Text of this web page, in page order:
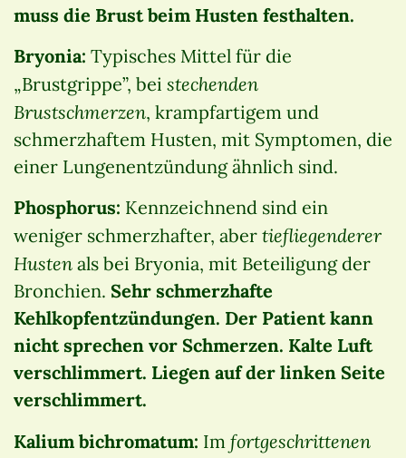
muss die Brust beim Husten festhalten.
Bryonia: Typisches Mittel für die
„Brustgrippe”, bei stechenden
Brustschmerzen, krampfartigem und
schmerzhaftem Husten, mit Symptomen, die
einer Lungenentzündung ähnlich sind.
Phosphorus: Kennzeichnend sind ein
weniger schmerzhafter, aber tiefliegenderer
Husten als bei Bryonia, mit Beteiligung der
Bronchien. Sehr schmerzhafte
Kehlkopfentzündungen. Der Patient kann
nicht sprechen vor Schmerzen. Kalte Luft
verschlimmert. Liegen auf der linken Seite
verschlimmert.
Kalium bichromatum: Im fortgeschrittenen